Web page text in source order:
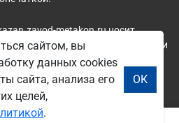
metakon.ru носит
и справочный характер и ни
публичной офертой. Всю
можно узнать по телефонам
сайтом, вы
данных cookies
сайта, анализа его
целей,
.
ОК